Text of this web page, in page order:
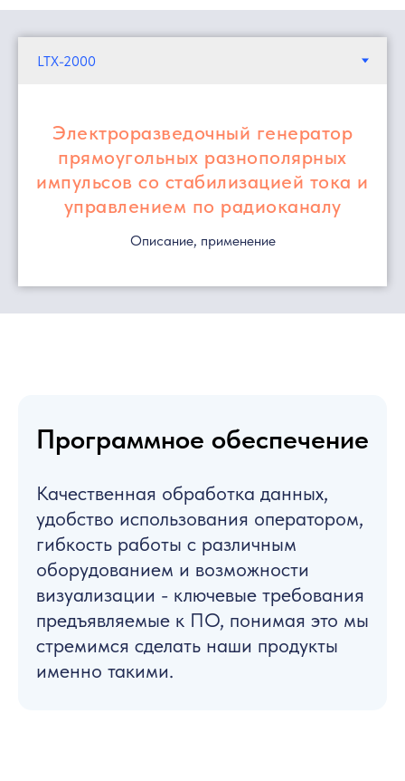
Электроразведочный генератор
прямоугольных разнополярных
импульсов со стабилизацией тока и
управлением по радиоканалу
Описание, применение
Программное обеспечение
Качественная обработка данных,
удобство использования оператором,
гибкость работы с различным
оборудованием и возможности
визуализации - ключевые требования
предъявляемые к ПО, понимая это мы
стремимся сделать наши продукты
именно такими.